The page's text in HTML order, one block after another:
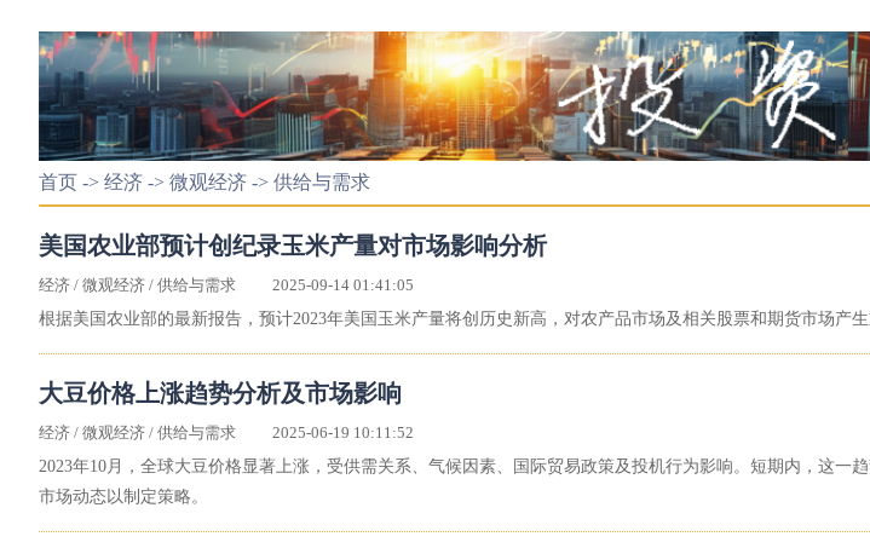
首页 -> 经济 -> 微观经济 -> 供给与需求
美国农业部预计创纪录玉米产量对市场影响分析
经济 / 微观经济 / 供给与需求
2025-09-14 01:41:05
根据美国农业部的最新报告，预计2023年美国玉米产量将创历史新高，对农产品市场及相关股票和期货市场产
大豆价格上涨趋势分析及市场影响
经济 / 微观经济 / 供给与需求
2025-06-19 10:11:52
2023年10月，全球大豆价格显著上涨，受供需关系、气候因素、国际贸易政策及投机行为影响。短期内，这
市场动态以制定策略。